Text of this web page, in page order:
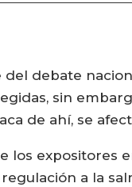
debate
sin
de ahí, se
los
a la